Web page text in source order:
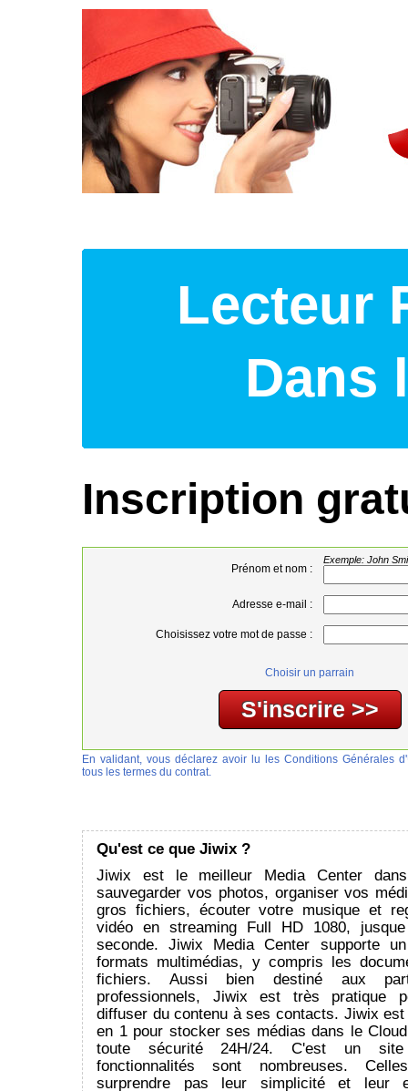
Lecteur
Dans
Inscription
Prénom et nom :
Exemple: John
Adresse e-mail :
Choisissez votre mot de passe :
Choisir un parrain
En validant, vous déclarez avoir lu les Conditions Générales
tous les termes du contrat.
Qu'est ce que Jiwix ?
Jiwix est le meilleur Media Center
sauvegarder vos photos, organiser vos
gros fichiers, écouter votre musique et
vidéo en streaming Full HD 1080,
seconde. Jiwix Media Center supporte
formats multimédias, y compris les
fichiers. Aussi bien destiné aux
professionnels, Jiwix est très pratique
diffuser du contenu à ses contacts. Jiwix
en 1 pour stocker ses médias dans le
toute sécurité 24H/24. C'est un
fonctionnalités sont nombreuses.
surprendre pas leur simplicité et leur